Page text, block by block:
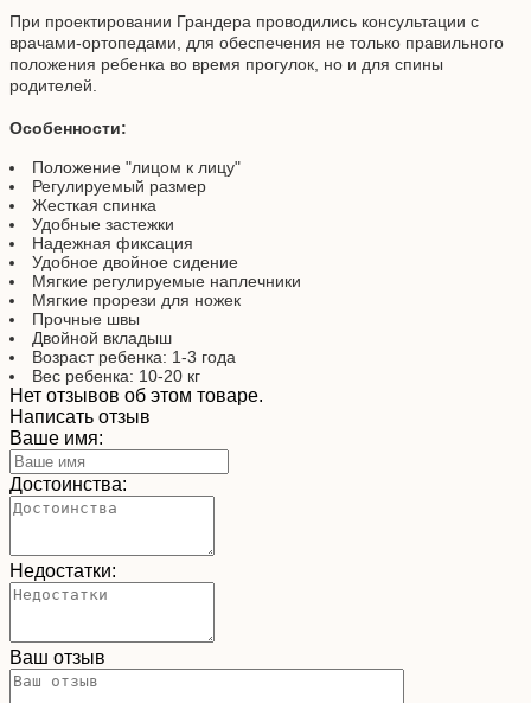
При проектировании Грандера проводились консультации с
врачами-ортопедами, для обеспечения не только правильного
положения ребенка во время прогулок, но и для спины
родителей.
Особенности:
Положение "лицом к лицу"
Регулируемый размер
Жесткая спинка
Удобные застежки
Надежная фиксация
Удобное двойное сидение
Мягкие регулируемые наплечники
Мягкие прорези для ножек
Прочные швы
Двойной вкладыш
Возраст ребенка: 1-3 года
Вес ребенка: 10-20 кг
Нет отзывов об этом товаре.
Написать отзыв
Ваше имя:
Достоинства:
Недостатки:
Ваш отзыв